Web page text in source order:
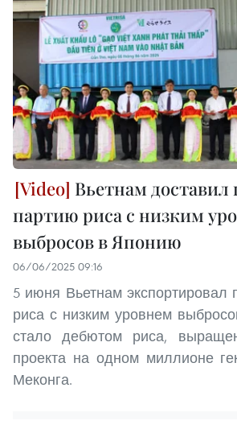
Вьетнам доставил
партию риса с низким
выбросов в Японию
06/06/2025 09:16
5 июня Вьетнам экспортировал
риса с низким уровнем
стало дебютом риса,
проекта на одном миллионе
Меконга.